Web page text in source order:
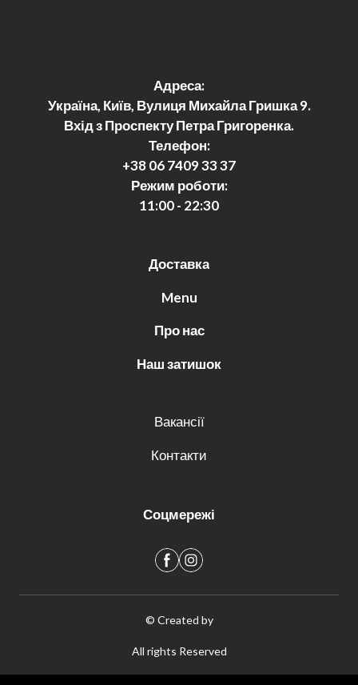
Адреса:
Україна, Київ, Вулиця Михайла Гришка 9.
Вхід з Проспекту Петра Григоренка.
Телефон:
+38 06 7409 33 37
Режим роботи:
11:00 - 22:30
Доставка
Menu
Про нас
Наш затишок
Вакансії
Контакти
Соцмережі
© Created by
All rights Reserved